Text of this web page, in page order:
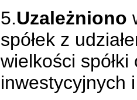
5.Uzależniono
spółek z
wielkości
inwestycyjnych